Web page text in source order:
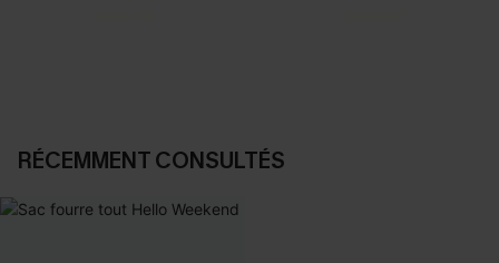
RÉCEMMENT CONSULTÉS